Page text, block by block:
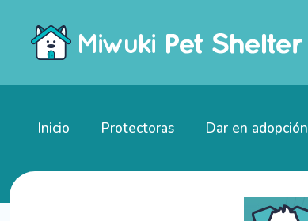
Inicio Protectoras Dar en adopción